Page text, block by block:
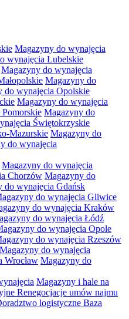
Magazyny do wynajęcia
wynajęcia Lubelskie
Magazyny do wynajęcia
Magazyny do
do wynajęcia Opolskie
Magazyny do wynajęcia
Magazyny do
Świętokrzyskie
Mazurskie Magazyny do
do wynajęcia
Magazyny do wynajęcia
Chorzów Magazyny do
do wynajęcia Gdańsk
do wynajęcia Gliwice
do wynajęcia Kraków
do wynajęcia Łódź
do wynajęcia Opole
do wynajęcia Rzeszów
Magazyny do wynajęcia
Wrocław Magazyny do
Magazyny i hale na
Renegocjacje umów najmu
logistyczne Baza